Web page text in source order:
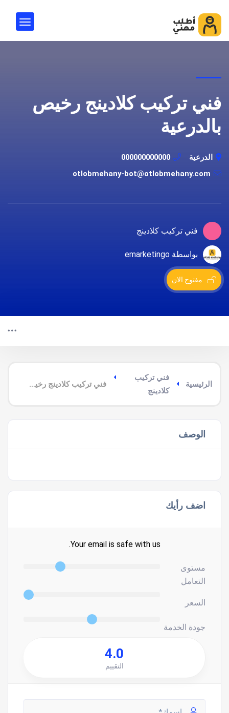
فني تركيب كلادينج رخيص
بالدرعية
الدرعية
000000000000
otlobmehany-bot@otlobmehany.com
فني تركيب كلادينج
بواسطة emarketingo
مفتوح الان
الرئيسية
فني تركيب
كلادينج
فني تركيب كلادينج رخيص بالدرعية
الوصف
اضف رأيك
Your email is safe with us.
مستوى
التعامل
السعر
جودة الخدمة
4.0
التقييم